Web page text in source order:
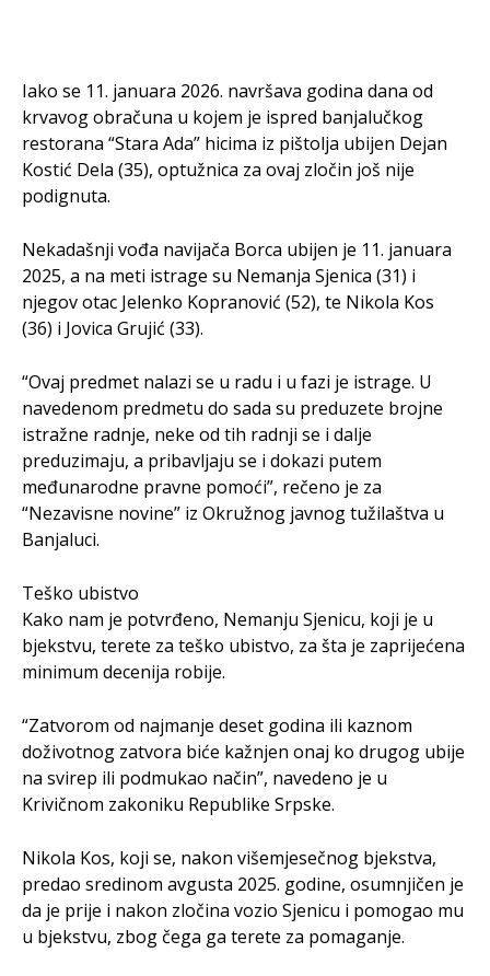
Iako se 11. januara 2026. navršava godina dana od
krvavog obračuna u kojem je ispred banjalučkog
restorana “Stara Ada” hicima iz pištolja ubijen Dejan
Kostić Dela (35), optužnica za ovaj zločin još nije
podignuta.
Nekadašnji vođa navijača Borca ubijen je 11. januara
2025, a na meti istrage su Nemanja Sjenica (31) i
njegov otac Jelenko Kopranović (52), te Nikola Kos
(36) i Jovica Grujić (33).
“Ovaj predmet nalazi se u radu i u fazi je istrage. U
navedenom predmetu do sada su preduzete brojne
istražne radnje, neke od tih radnji se i dalje
preduzimaju, a pribavljaju se i dokazi putem
međunarodne pravne pomoći”, rečeno je za
“Nezavisne novine” iz Okružnog javnog tužilaštva u
Banjaluci.
Teško ubistvo
Kako nam je potvrđeno, Nemanju Sjenicu, koji je u
bjekstvu, terete za teško ubistvo, za šta je zaprijećena
minimum decenija robije.
“Zatvorom od najmanje deset godina ili kaznom
doživotnog zatvora biće kažnjen onaj ko drugog ubije
na svirep ili podmukao način”, navedeno je u
Krivičnom zakoniku Republike Srpske.
Nikola Kos, koji se, nakon višemjesečnog bjekstva,
predao sredinom avgusta 2025. godine, osumnjičen je
da je prije i nakon zločina vozio Sjenicu i pomogao mu
u bjekstvu, zbog čega ga terete za pomaganje.